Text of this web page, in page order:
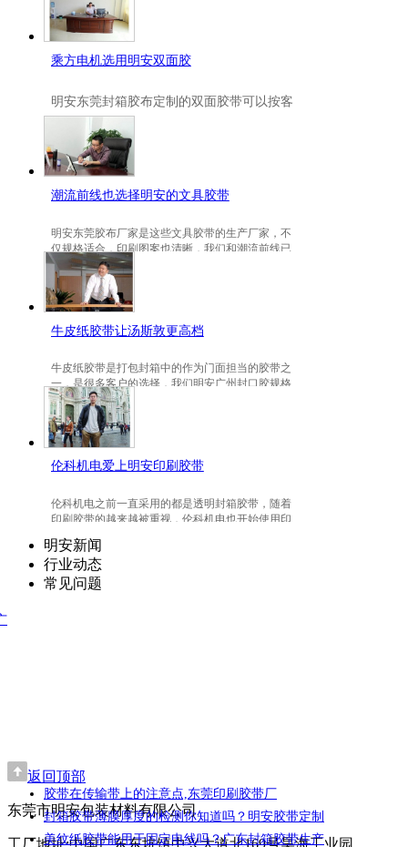
乘方电机选用明安双面胶
明安东莞封箱胶布定制 的双面胶带可以按客
是可以定做的，不仅如此，规格也是可以定
做的。
潮流前线也选择明安的文具胶带
明安东莞胶布厂家是这些文具胶带的生产厂家，不
仅规格适合，印刷图案也清晰，我们和潮流前线已
有3年的稳定合作关系。
牛皮纸胶带让汤斯敦更高档
牛皮纸胶带是打包封箱中的作为门面担当的胶带之
一，是很多客户的选择，我们明安广州封口胶规格
包装的牛皮纸胶带就是汤斯敦的选择。
伦科机电爱上明安印刷胶带
伦科机电之前一直采用的都是透明封箱胶带，随着
印刷胶带的越来越被重视，伦科机电也开始使用印
明安新闻
行业动态
常见问题
胶带在传输带上的注意点,东莞印刷胶带厂
封箱胶带薄膜厚度的检测你知道吗？明安胶带定制
美纹纸胶带能用于固定电线吗？广东封箱胶带生产
返回顶部
东莞市明安包装材料有限公司
工厂地址:中国广东东坑镇中兴大道北169号昊海工业园